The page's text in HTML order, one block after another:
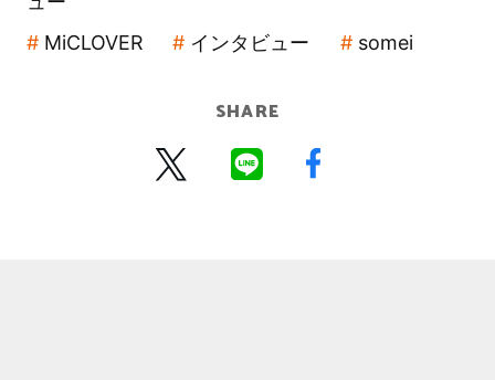
MiCLOVER
インタビュー somei
SHARE